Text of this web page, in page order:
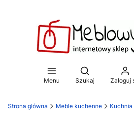
Menu
Otwórz
Szukaj Zaloguj
Strona główna Meble kuchenne Kuchnia